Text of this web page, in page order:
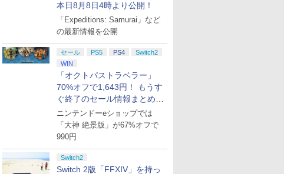
本日8月8日4時より公開！
「Expeditions: Samurai」など
の最新情報を公開
セール PS5 PS4
Switch2
WIN
「オクトパストラベラー」
70%オフで1,643円！ もうす
ぐ終了のセール情報まとめ
【8月8日更新】
ニンテンドーeショップでは
「大神 絶景版」が67%オフで
990円
Switch2
Switch 2版「FFXIV」を持っ